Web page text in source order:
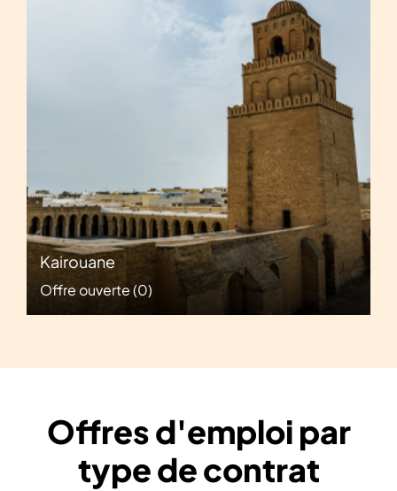
Kairouane
Offre ouverte(0)
Offres d'emploi par
type de contrat